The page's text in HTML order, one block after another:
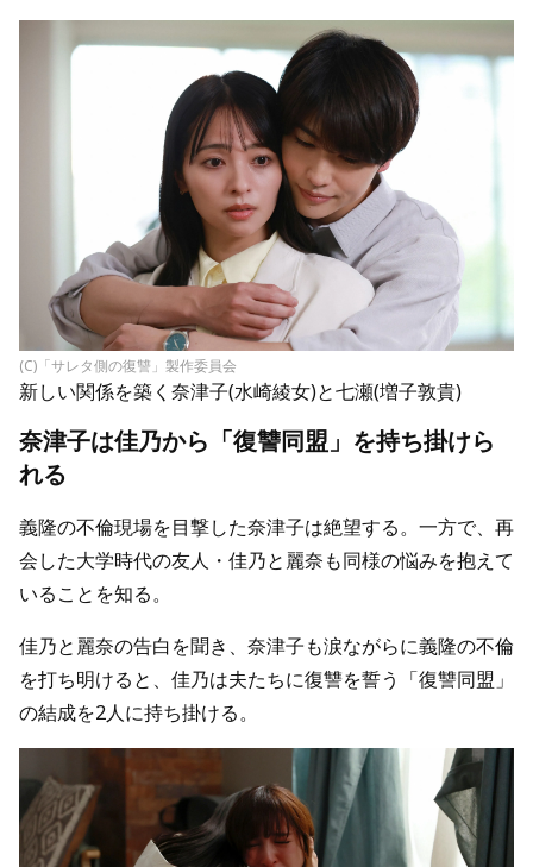
(C)「サレタ側の復讐」製作委員会
新しい関係を築く奈津子(水崎綾女)と七瀬(増子敦貴)
奈津子は佳乃から「復讐同盟」を持ち掛けら
れる
義隆の不倫現場を目撃した奈津子は絶望する。一方で、再
会した大学時代の友人・佳乃と麗奈も同様の悩みを抱えて
いることを知る。
佳乃と麗奈の告白を聞き、奈津子も涙ながらに義隆の不倫
を打ち明けると、佳乃は夫たちに復讐を誓う「復讐同盟」
の結成を2人に持ち掛ける。